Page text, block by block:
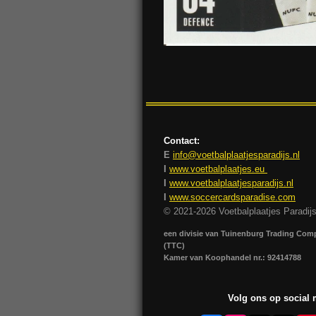
Contact:
E info@voetbalplaatjesparadijs.nl
I www.voetbalplaatjes.eu
I www.voetbalplaatjesparadijs.nl
I www.soccercardsparadise.com
© 2021-2026 Voetbalplaatjes Paradijs
een divisie van Tuinenburg Trading
(TTC)
Kamer van Koophandel nr.: 92414788
Volg ons op social